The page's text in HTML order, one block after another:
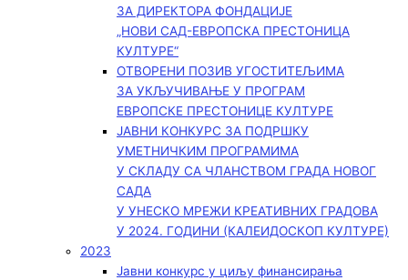
ЗА ДИРЕКТОРА ФОНДАЦИЈЕ
„НОВИ САД-ЕВРОПСКА ПРЕСТОНИЦА
КУЛТУРЕ“
ОТВОРЕНИ ПОЗИВ УГОСТИТЕЉИМА
ЗА УКЉУЧИВАЊЕ У ПРОГРАМ
ЕВРОПСКЕ ПРЕСТОНИЦЕ КУЛТУРЕ
ЈАВНИ КОНКУРС ЗА ПОДРШКУ
УМЕТНИЧКИМ ПРОГРАМИМА
У СКЛАДУ СА ЧЛАНСТВОМ ГРАДА НОВОГ
САДА
У УНЕСКО МРЕЖИ КРЕАТИВНИХ ГРАДОВА
У 2024. ГОДИНИ (КАЛЕИДОСКОП КУЛТУРЕ)
2023
Јавни конкурс у циљу финансирања